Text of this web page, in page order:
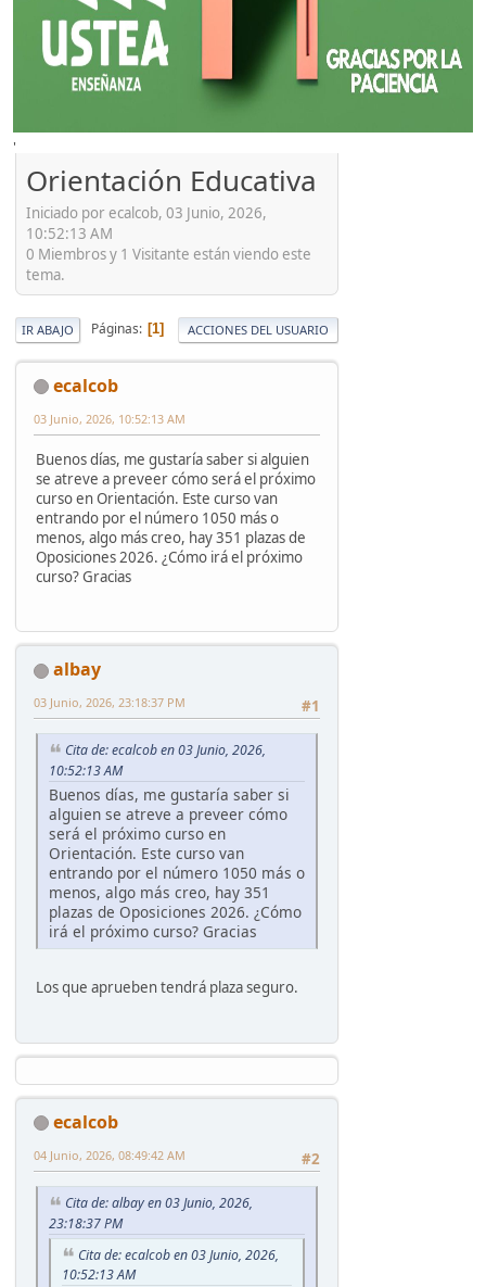
'
Orientación Educativa
Iniciado por ecalcob, 03 Junio, 2026,
10:52:13 AM
0 Miembros y 1 Visitante están viendo este
tema.
IR ABAJO Páginas 1 ACCIONES DEL USUARIO
ecalcob
03 Junio, 2026, 10:52:13 AM
Buenos días, me gustaría saber si alguien
se atreve a preveer cómo será el próximo
curso en Orientación. Este curso van
entrando por el número 1050 más o
menos, algo más creo, hay 351 plazas de
Oposiciones 2026. ¿Cómo irá el próximo
curso? Gracias
albay
#1
03 Junio, 2026, 23:18:37 PM
Cita de: ecalcob en 03 Junio, 2026,
10:52:13 AM
Buenos días, me gustaría saber si
alguien se atreve a preveer cómo
será el próximo curso en
Orientación. Este curso van
entrando por el número 1050 más o
menos, algo más creo, hay 351
plazas de Oposiciones 2026. ¿Cómo
irá el próximo curso? Gracias
Los que aprueben tendrá plaza seguro.
ecalcob
#2
04 Junio, 2026, 08:49:42 AM
Cita de: albay en 03 Junio, 2026,
23:18:37 PM
Cita de: ecalcob en 03 Junio, 2026,
10:52:13 AM